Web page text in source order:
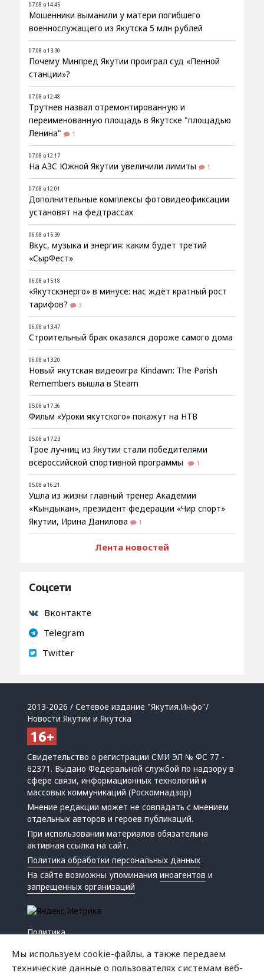
07.08 в 14:45
Мошенники выманили у матери погибшего
военнослужащего из Якутска 5 млн рублей
07.08 в 13:30
Почему Минпред Якутии проиграл суд «Пенной
станции»?
07.08 в 12:48
Трутнев назвал отремонтированную и
переименованную площадь в Якутске "площадью
Ленина"
1
07.08 в 12:17
На АЗС Южной Якутии увеличили лимиты 1
07.08 в 12:01
Дополнительные комплексы фотовидеофиксации
установят на федтрассах
06.08 в 15:39
Вкус, музыка и энергия: каким будет третий
«СырФест»
06.08 в 15:18
«Якутскэнерго» в минусе: нас ждёт кратный рост
тарифов?
3
06.08 в 13:47
Строительный брак оказался дороже самого дома
06.08 в 13:20
Новый якутская видеоигра Kindawn: The Parish
Remembers вышла в Steam
05.08 в 17:36
Фильм «Уроки якутского» покажут на НТВ
05.08 в 17:23
Трое лучниц из Якутии стали победителями
всероссийской спортивной программы
1
05.08 в 16:21
Ушла из жизни главный тренер Академии
«Кындыкан», президент федерации «Чир спорт»
Якутии, Ирина Данилова
1
Лента новостей
Соцсети
Вконтакте
Telegram
Twitter
2013-2026 / Сетевое издание "Якутия.Инфо"/
Новости Якутии и Якутска
Свидетельство о регистрации СМИ ЭЛ № ФС 77 -
62371. Выдано Федеральной службой по надзору в
сфере связи, информационных технологий и
массовых коммуникаций (Роскомнадзор)
Мнение редакции может не совпадать с мнением
отдельных авторов и героев публикаций.
При использовании материалов обязательна
активная ссылка на сайт.
Политика обработки персональных данных
На сайте возможны упоминанияиноагентов и
запрещенных организаций
Политика
Мы используем cookie-файлы, а также передаем
технические данные о пользователях системам веб-